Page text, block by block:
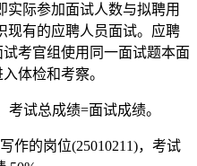
实际参加面试人数与拟聘用
现有的应聘人员面试。应聘
考官组使用同一面试题本面
体检和考察。
考试总成绩=面试成绩。
作的岗位(25010211)，考试